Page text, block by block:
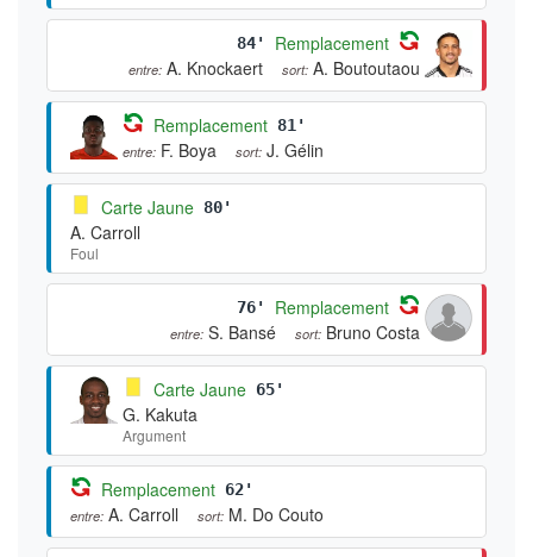
84' Remplacement
entre: A. Knockaert sort: A. Boutoutaou
Remplacement 81'
entre: F. Boya sort: J. Gélin
Carte Jaune 80'
A. Carroll
Foul
76' Remplacement
entre: S. Bansé sort: Bruno Costa
Carte Jaune 65'
G. Kakuta
Argument
Remplacement 62'
entre: A. Carroll sort: M. Do Couto